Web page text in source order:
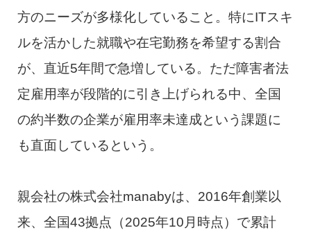
方のニーズが多様化していること。特にITスキ
ルを活かした就職や在宅勤務を希望する割合
が、直近5年間で急増している。ただ障害者法
定雇用率が段階的に引き上げられる中、全国
の約半数の企業が雇用率未達成という課題に
も直面しているという。
親会社の株式会社manabyは、2016年創業以
来、全国43拠点（2025年10月時点）で累計